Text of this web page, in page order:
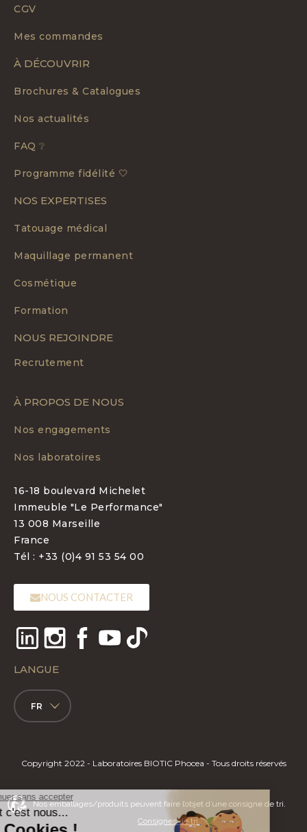
CGV
Mes commandes
À DÉCOUVRIR
Brochures & Catalogues
Nos actualités
FAQ ❔
Programme fidélité 🤍
NOS EXPERTISES
Tatouage médical
Maquillage permanent
Cosmétique
Formation
NOUS REJOINDRE
Recrutement
À PROPOS DE NOUS
Nos engagements
Nos laboratoires
16-18 boulevard Michelet
Immeuble "Le Performance"
13 008 Marseille
France
Tél : +33 (0)4 91 53 54 00
NOUS CONTACTER
LANGUE
FR
Copyright 2022 - Laboratoires BIOTIC Phocea - Tous droits réservés
Nos emballages/produits peuvent faire l’objet d’une consigne de tri.
Consignes de tri